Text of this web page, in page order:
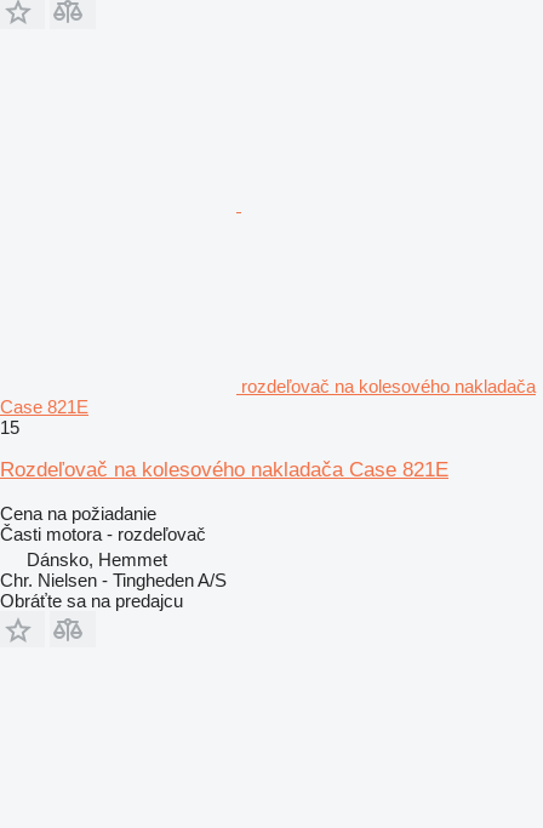
rozdeľovač na kolesového nakladača
Case 821E
15
Rozdeľovač na kolesového nakladača Case 821E
Cena na požiadanie
Časti motora - rozdeľovač
Dánsko, Hemmet
Chr. Nielsen - Tingheden A/S
Obráťte sa na predajcu